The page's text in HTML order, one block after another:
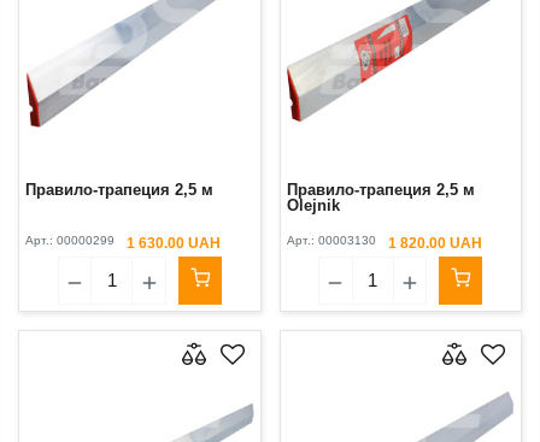
Правило-трапеция 2,5 м
Арт.: 00000299 1 630.00 UAH
Правило-трапеция 2,5 м
Olejnik
Арт.: 00003130 1 820.00 UAH